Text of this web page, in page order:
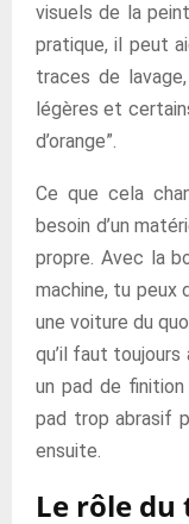
visuels de la
pratique, il peut
traces de
légères et
d’orange”.
Ce que cela
besoin d’un
propre. Avec la
machine, tu peux
une voiture du
qu’il faut toujours
un pad de finition
pad trop abrasif
ensuite.
Le rôle